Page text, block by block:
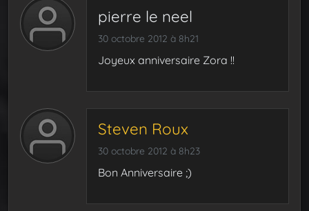
pierre le neel
30 octobre 2012 à 8h21
Joyeux anniversaire Zora !!
Steven Roux
30 octobre 2012 à 8h23
Bon Anniversaire ;)